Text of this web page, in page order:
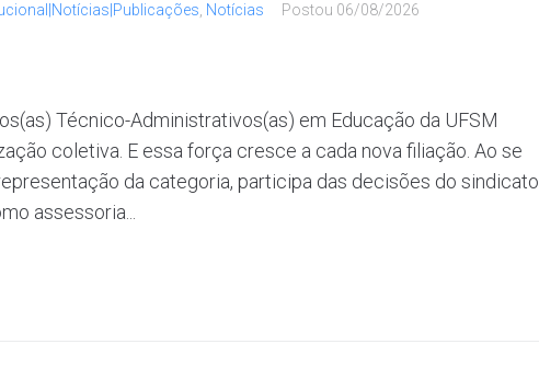
Notícias Postou 06/08/2026
Técnico-Administrativos(as) em Educação da UFSM
coletiva. E essa força cresce a cada nova filiação. Ao se
da categoria, participa das decisões do sindicato
assessoria...